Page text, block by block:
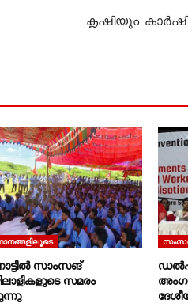
കൃഷിയും
സാംസങ്‌
സമരം